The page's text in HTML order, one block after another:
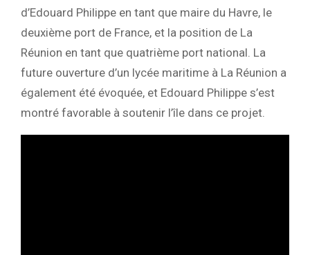
d’Edouard Philippe en tant que maire du Havre, le
deuxième port de France, et la position de La
Réunion en tant que quatrième port national. La
future ouverture d’un lycée maritime à La Réunion a
également été évoquée, et Edouard Philippe s’est
montré favorable à soutenir l’île dans ce projet.